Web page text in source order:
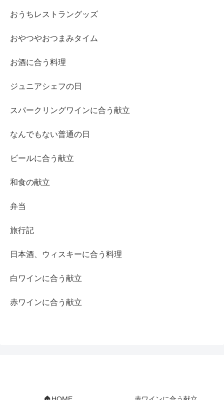
おうちレストラングッズ
おやつやおつまみタイム
お酒に合う料理
ジュニアシェフの日
スパークリングワインに合う献立
なんでもない普通の日
ビールに合う献立
和食の献立
弁当
旅行記
日本酒、ウィスキーに合う料理
白ワインに合う献立
赤ワインに合う献立